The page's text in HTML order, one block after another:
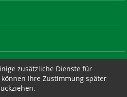
SAXONIA-
zusätzliche Dienste für
können Ihre Zustimmung später